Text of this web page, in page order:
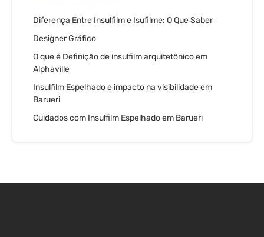
Diferença Entre Insulfilm e Isufilme: O Que Saber
Designer Gráfico
O que é Definição de insulfilm arquitetônico em
Alphaville
Insulfilm Espelhado e impacto na visibilidade em
Barueri
Cuidados com Insulfilm Espelhado em Barueri